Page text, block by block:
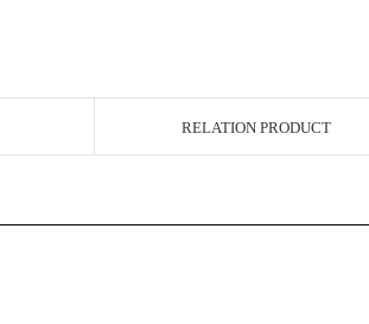
RELATION PRODUCT